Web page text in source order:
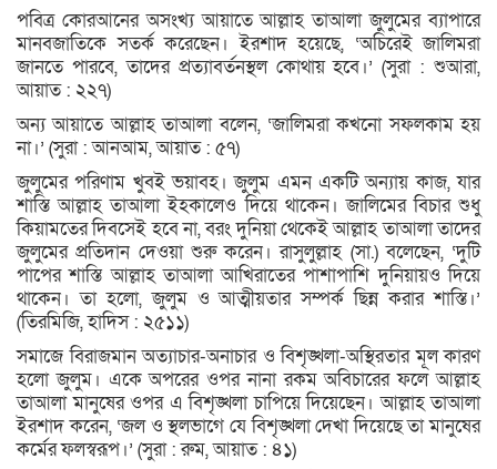
পবিত্র কোরআনের অসংখ্য আয়াতে আল্লাহ তাআলা জুলুমের ব্যাপারে
মানবজাতিকে সতর্ক করেছেন। ইরশাদ হয়েছে, ‘অচিরেই জালিমরা
জানতে পারবে, তাদের প্রত্যাবর্তনস্থল কোথায় হবে।’ (সুরা : শুআরা,
আয়াত : ২২৭)
অন্য আয়াতে আল্লাহ তাআলা বলেন, ‘জালিমরা কখনো সফলকাম হয়
না।’ (সুরা : আনআম, আয়াত : ৫৭)
জুলুমের পরিণাম খুবই ভয়াবহ। জুলুম এমন একটি অন্যায় কাজ, যার
শাস্তি আল্লাহ তাআলা ইহকালেও দিয়ে থাকেন। জালিমের বিচার শুধু
কিয়ামতের দিবসেই হবে না, বরং দুনিয়া থেকেই আল্লাহ তাআলা তাদের
জুলুমের প্রতিদান দেওয়া শুরু করেন। রাসুলুল্লাহ (সা.) বলেছেন, ‘দুটি
পাপের শাস্তি আল্লাহ তাআলা আখিরাতের পাশাপাশি দুনিয়ায়ও দিয়ে
থাকেন। তা হলো, জুলুম ও আত্মীয়তার সম্পর্ক ছিন্ন করার শাস্তি।’
(তিরমিজি, হাদিস : ২৫১১)
সমাজে বিরাজমান অত্যাচার-অনাচার ও বিশৃঙ্খলা-অস্থিরতার মূল কারণ
হলো জুলুম। একে অপরের ওপর নানা রকম অবিচারের ফলে আল্লাহ
তাআলা মানুষের ওপর এ বিশৃঙ্খলা চাপিয়ে দিয়েছেন। আল্লাহ তাআলা
ইরশাদ করেন, ‘জল ও স্থলভাগে যে বিশৃঙ্খলা দেখা দিয়েছে তা মানুষের
কর্মের ফলস্বরূপ।’ (সুরা : রুম, আয়াত : ৪১)